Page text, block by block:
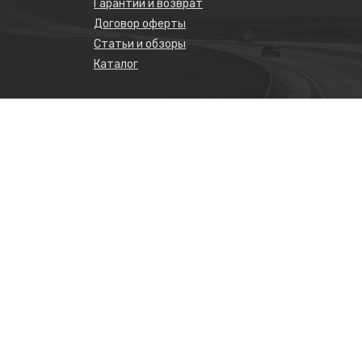
Гарантии и возврат
Договор оферты
Статьи и обзоры
Каталог